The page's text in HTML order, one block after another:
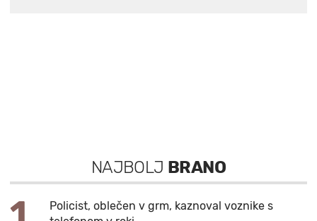
NAJBOLJ BRANO
Policist, oblečen v grm, kaznoval voznike s